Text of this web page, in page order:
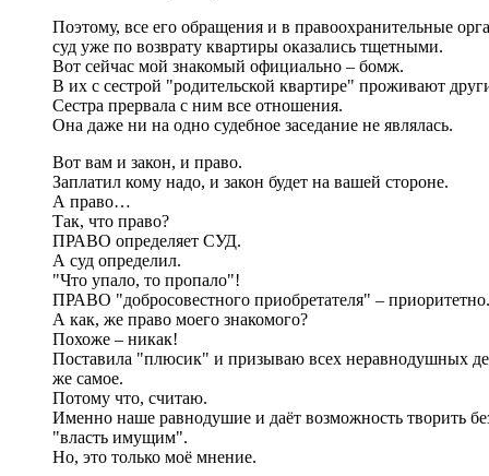
Поэтому, все его обращения и в правоохранительные
суд уже по возврату квартиры оказались тщетными.
Вот сейчас мой знакомый официально – бомж.
В их с сестрой "родительской квартире" проживают
Сестра прервала с ним все отношения.
Она даже ни на одно судебное заседание не являлась.
Вот вам и закон, и право.
Заплатил кому надо, и закон будет на вашей стороне.
А право…
Так, что право?
ПРАВО определяет СУД.
А суд определил.
"Что упало, то пропало"!
ПРАВО "добросовестного приобретателя" – приоритетно.
А как, же право моего знакомого?
Похоже – никак!
Поставила "плюсик" и призываю всех неравнодушных
же самое.
Потому что, считаю.
Именно наше равнодушие и даёт возможность творить
"власть имущим".
Но, это только моё мнение.